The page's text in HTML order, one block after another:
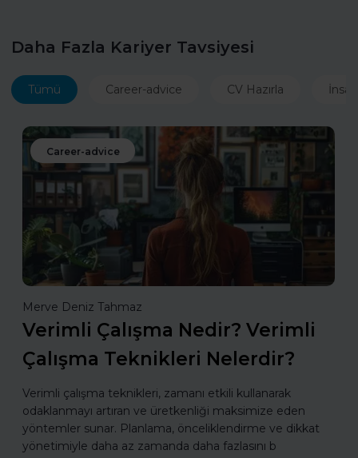
Daha Fazla Kariyer Tavsiyesi
Tümü Career-advice CV Hazırla
Career-advice
Merve Deniz Tahmaz
Verimli Çalışma Nedir? Verimli
Çalışma Teknikleri Nelerdir?
Verimli çalışma teknikleri, zamanı etkili kullanarak
odaklanmayı artıran ve üretkenliği maksimize eden
yöntemler sunar. Planlama, önceliklendirme ve dikkat
yönetimiyle daha az zamanda daha fazlasını b